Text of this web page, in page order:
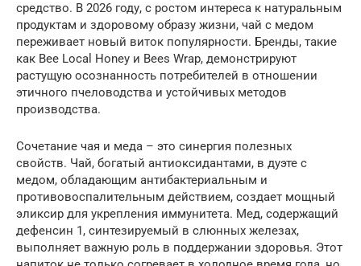
средство. В 2026 году, с ростом интереса к натуральным
продуктам и здоровому образу жизни, чай с медом
переживает новый виток популярности. Бренды, такие
как Bee Local Honey и Bees Wrap, демонстрируют
растущую осознанность потребителей в отношении
этичного пчеловодства и устойчивых методов
производства.
Сочетание чая и меда – это синергия полезных
свойств. Чай, богатый антиоксидантами, в дуэте с
медом, обладающим антибактериальным и
противовоспалительным действием, создает мощный
эликсир для укрепления иммунитета. Мед, содержащий
дефенсин 1, синтезируемый в слюнных железах,
выполняет важную роль в поддержании здоровья. Этот